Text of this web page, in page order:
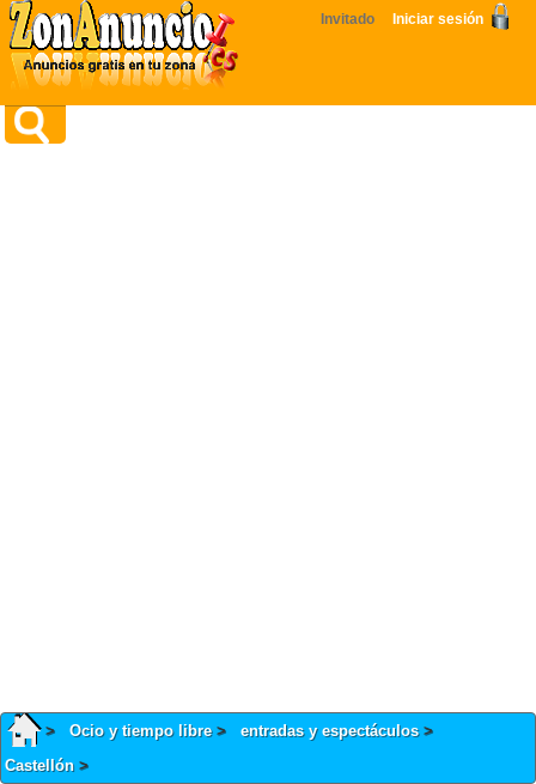
Invitado Iniciar sesión
Ocio y tiempo libre
entradas y espectáculos
Castellón